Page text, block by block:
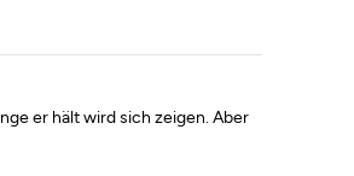
er hält wird sich zeigen. Aber